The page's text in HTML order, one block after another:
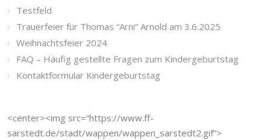
Testfeld
Trauerfeier für Thomas “Arni” Arnold am 3.6.2025
Weihnachtsfeier 2024
FAQ – Häufig gestellte Fragen zum Kindergeburtstag
Kontaktformular Kindergeburtstag
<center><img src=”https://www.ff-
sarstedt.de/stadt/wappen/wappen_sarstedt2.gif”>